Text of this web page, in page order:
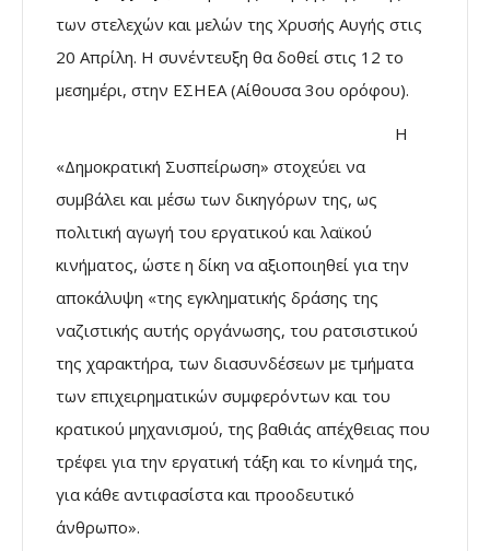
των στελεχών και μελών της Χρυσής Αυγής στις
20 Απρίλη. Η συνέντευξη θα δοθεί στις 12 το
μεσημέρι, στην ΕΣΗΕΑ (Αίθουσα 3ου ορόφου).
Η
«Δημοκρατική Συσπείρωση» στοχεύει να
συμβάλει και μέσω των δικηγόρων της, ως
πολιτική αγωγή του εργατικού και λαϊκού
κινήματος, ώστε η δίκη να αξιοποιηθεί για την
αποκάλυψη «της εγκληματικής δράσης της
ναζιστικής αυτής οργάνωσης, του ρατσιστικού
της χαρακτήρα, των διασυνδέσεων με τμήματα
των επιχειρηματικών συμφερόντων και του
κρατικού μηχανισμού, της βαθιάς απέχθειας που
τρέφει για την εργατική τάξη και το κίνημά της,
για κάθε αντιφασίστα και προοδευτικό
άνθρωπο».